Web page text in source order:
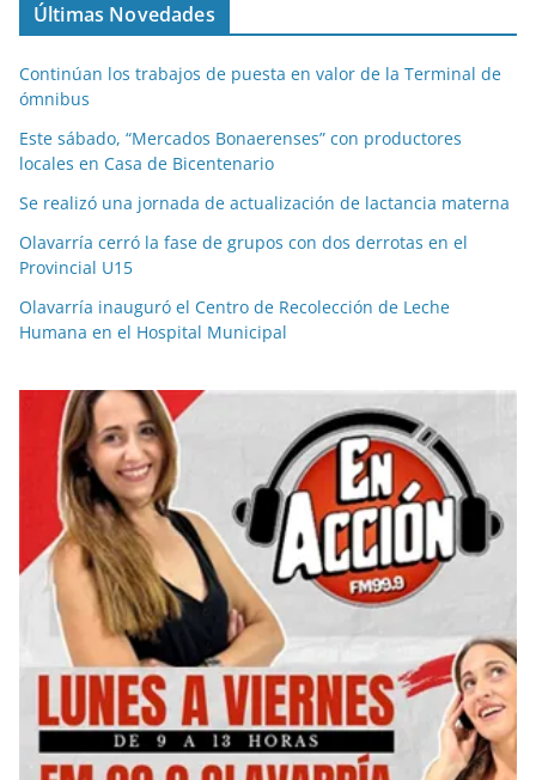
Últimas Novedades
Continúan los trabajos de puesta en valor de la Terminal de
ómnibus
Este sábado, “Mercados Bonaerenses” con productores
locales en Casa de Bicentenario
Se realizó una jornada de actualización de lactancia materna
Olavarría cerró la fase de grupos con dos derrotas en el
Provincial U15
Olavarría inauguró el Centro de Recolección de Leche
Humana en el Hospital Municipal